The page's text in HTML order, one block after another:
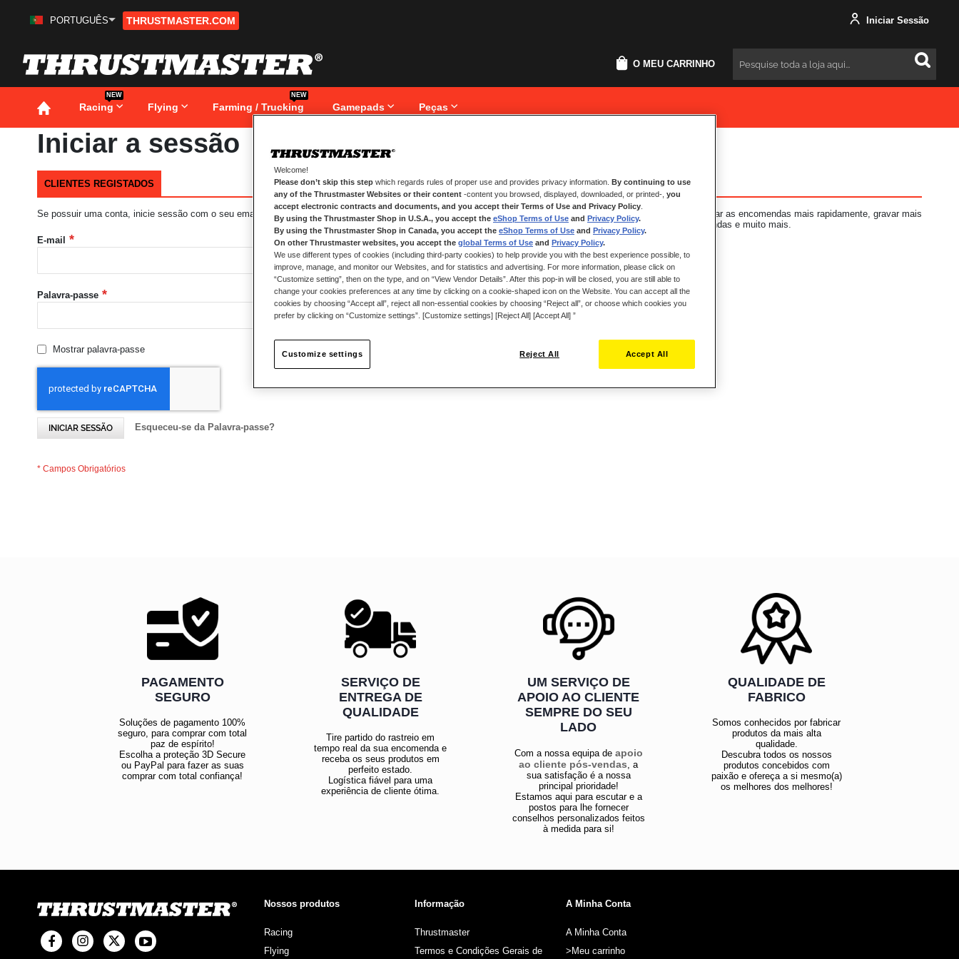
Conteúdo
PORTUGUÊS THRUSTMASTER.COM Iniciar Sessão
O MEU CARRINHO Pesquisar
Racing
NEW
Flying Farming / Trucking
NEW
Gamepads Peças
Iniciar a sessão
CLIENTES REGISTADOS
Se possuir uma conta, inicie sessão com o seu email.
E-mail
Palavra-passe
Mostrar palavra-passe
INICIAR SESSÃO Esqueceu-se da Palavra-passe?
NOVOS CLIENTES
Criar uma conta online tem muitas vantagens: finalizar as encomendas mais rapidamente, gravar mais
que uma morada, seguir o estado das suas encomendas e muito mais.
CRIAR UMA CONTA
PAGAMENTO
SEGURO
Soluções de pagamento 100%
seguro, para comprar com total
paz de espírito!
Escolha a proteção 3D Secure
ou PayPal para fazer as suas
comprar com total confiança!
SERVIÇO DE
ENTREGA DE
QUALIDADE
Tire partido do rastreio em
tempo real da sua encomenda e
receba os seus produtos em
perfeito estado.
Logística fiável para uma
experiência de cliente ótima.
UM SERVIÇO DE
APOIO AO CLIENTE
SEMPRE DO SEU
LADO
Com a nossa equipa de apoio
ao cliente pós-vendas , a
sua satisfação é a nossa
principal prioridade!
Estamos aqui para escutar e a
postos para lhe fornecer
conselhos personalizados feitos
à medida para si!
QUALIDADE DE
FABRICO
Somos conhecidos por fabricar
produtos da mais alta
qualidade.
Descubra todos os nossos
produtos concebidos com
paixão e ofereça a si mesmo(a)
os melhores dos melhores!
Nossos produtos
Racing
Flying
Informação
Thrustmaster
Termos e Condições Gerais de
A Minha Conta
A Minha Conta
>Meu carrinho
Welcome!
Please don’t skip this step which regards rules of proper use and provides privacy information. By continuing to use
any of the Thrustmaster Websites or their content -content you browsed, displayed, downloaded, or printed-, you
accept electronic contracts and documents, and you accept their Terms of Use and Privacy Policy
By using the Thrustmaster Shop in U.S.A., you accept the eShop Terms of Use and Privacy Policy.
By using the Thrustmaster Shop in Canada, you accept the eShop Terms of Use and Privacy Policy.
On other Thrustmaster websites, you accept the global Terms of Use and Privacy Policy.
We use different types of cookies (including third-party cookies) to help provide you with the best experience possible, to
improve, manage, and monitor our Websites, and for statistics and advertising. For more information, please click on
“Customize setting”, then on the type, and on “View Vendor Details”. After this pop-in will be closed, you are still able to
change your cookies preferences at any time by clicking on a cookie-shaped icon on the Website. You can accept all the
cookies by choosing “Accept all”, reject all non-essential cookies by choosing “Reject all”, or choose which cookies you
prefer by clicking on “Customize settings”. [Customize settings] [Reject All] [Accept All] ”
Reject All Accept All
Customize settings